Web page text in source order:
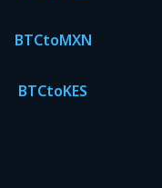
BTCtoMXN
BTCtoKES